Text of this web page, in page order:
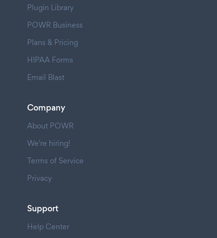
Plugin Library
POWR Business
Plans & Pricing
HIPAA Forms
Email Blast
Company
About POWR
We're hiring!
Terms of Service
Privacy
Support
Help Center